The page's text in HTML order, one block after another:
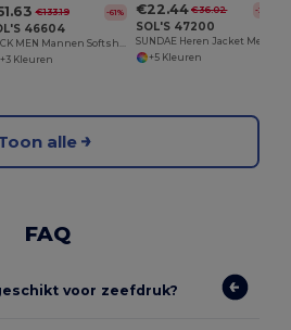
€133.19 -61%
46604
ROCK MEN Mannen Softshell Winterjas
+3 Kleuren
€22.44 €36.02 -38%
SOL'S 47200
+5 Kleuren
alle
FAQ
voor zeefdruk?